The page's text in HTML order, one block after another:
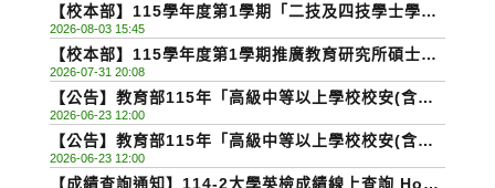
【校本部】115學年度第1學期「二技及四技學士學分
班」招生公告Class information on main
campus
2026-08-03 15:45
【校本部】115學年度第1學期推廣教育研究所碩士學
分班招生簡章Class information on main
campus
2026-07-31 20:08
【公告】教育部115年「高級中等以上學校校安(含學
務創新)儲備人員培訓」8月軍訓教官專班錄取人員名
單及網路報到作業
2026-06-23 12:00
【公告】教育部115年「高級中等以上學校校安(含學
務創新)儲備人員培訓」7月正修試辦計畫錄取人員名
2026-06-23 12:00
【成績查詢通知】114-2大學英檢成績線上查詢 How